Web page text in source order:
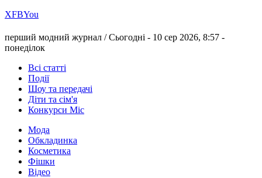
ХFBYou
перший модний журнал /Сьогодні - 10 сер 2026, 8:57 -
понеділок
Всі статті
Події
Шоу та передачі
Діти та сім'я
Конкурси Міс
Мода
Обкладинка
Косметика
Фішки
Відео